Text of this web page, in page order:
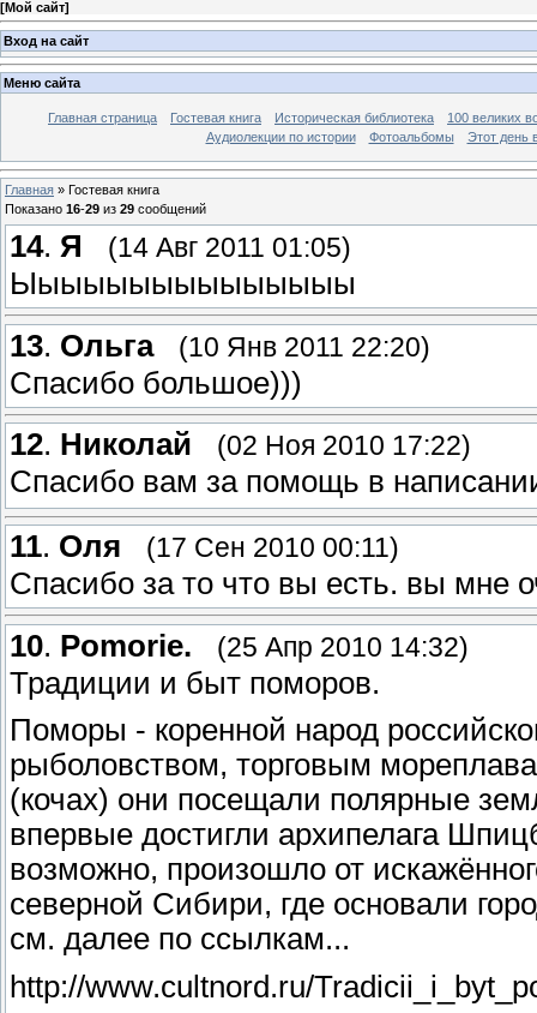
[Мой сайт]
Вход на сайт
Меню сайта
Главная страница Гостевая книга Историческая библиотека
100 великих
Аудиолекции по истории
Фотоальбомы Этот день
Главная » Гостевая книга
Показано 16-29 из 29 сообщений
14. Я (14 Авг 2011 01:05)
Ыыыыыыыыыыыыыыы
13. Ольга (10 Янв 2011 22:20)
Спасибо большое)))
12. Николай (02 Ноя 2010 17:22)
Спасибо вам за помощь в
11. Оля (17 Сен 2010 00:11)
Спасибо за то что вы есть. вы мне
10. Pomorie. (25 Апр 2010 14:32)
Традиции и быт поморов.
Поморы - коренной народ
рыболовством, торговым
(кочах) они посещали полярные
впервые достигли архипелага
возможно, произошло от
северной Сибири, где основали
см. далее по ссылкам...
http://www.cultnord.ru/